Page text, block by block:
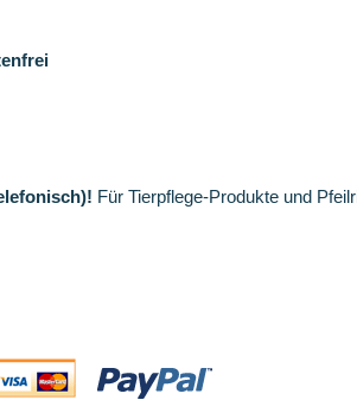
Für Tierpflege-Produkte und